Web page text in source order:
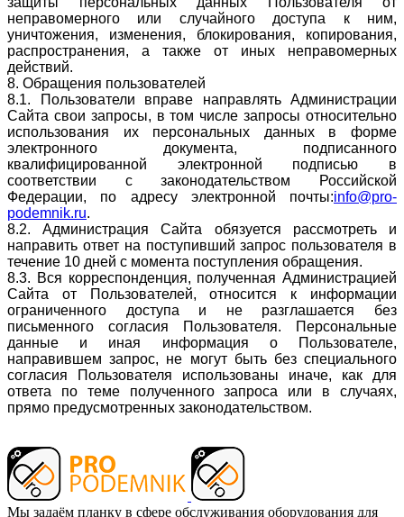
неправомерного или случайного доступа к ним,
уничтожения, изменения, блокирования, копирования,
распространения, а также от иных неправомерных
действий.
8. Обращения пользователей
8.1. Пользователи вправе направлять Администрации
Сайта свои запросы, в том числе запросы относительно
использования их персональных данных в форме
электронного документа, подписанного
квалифицированной электронной подписью в
соответствии с законодательством Российской
Федерации, по адресу электронной почты:info@pro-
podemnik.ru.
8.2. Администрация Сайта обязуется рассмотреть и
направить ответ на поступивший запрос пользователя в
течение 10 дней с момента поступления обращения.
8.3. Вся корреспонденция, полученная Администрацией
Сайта от Пользователей, относится к информации
ограниченного доступа и не разглашается без
письменного согласия Пользователя. Персональные
данные и иная информация о Пользователе,
направившем запрос, не могут быть без специального
согласия Пользователя использованы иначе, как для
ответа по теме полученного запроса или в случаях,
прямо предусмотренных законодательством.
Мы задаём планку в сфере обслуживания оборудования для